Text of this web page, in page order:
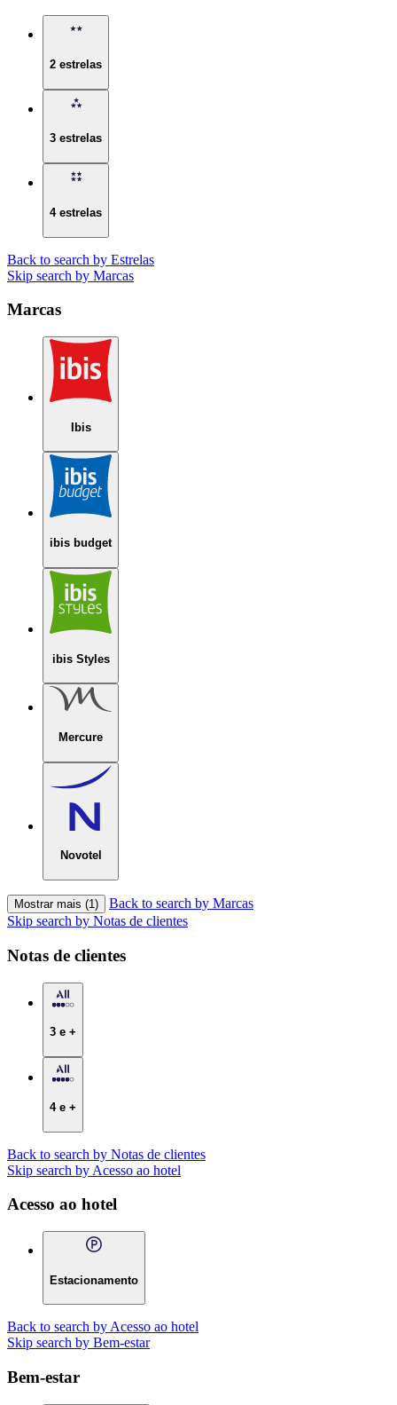
2 estrelas
3 estrelas
4 estrelas
Back to search by Estrelas
Skip search by Marcas
Marcas
Ibis
ibis budget
ibis Styles
Mercure
Novotel
Mostrar mais (1)
Back to search by Marcas
Skip search by Notas de clientes
Notas de clientes
3 e +
4 e +
Back to search by Notas de clientes
Skip search by Acesso ao hotel
Acesso ao hotel
Estacionamento
Back to search by Acesso ao hotel
Skip search by Bem-estar
Bem-estar